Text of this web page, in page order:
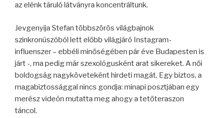
az elénk táruló látványra koncentráltunk.
Jevgenyija Stefan többszörös világbajnok
szinkronúszóból lett előbb világjáró Instagram-
influenszer – ebbéli minőségében pár éve Budapesten is
járt -, ma pedig már szexológusként arat sikereket. A női
boldogság nagyköveteként hirdeti magát. Egy biztos, a
magabiztossággal nincs gondja: minapi posztjában egy
merész videón mutatta meg ahogy a tetőteraszon
táncol.